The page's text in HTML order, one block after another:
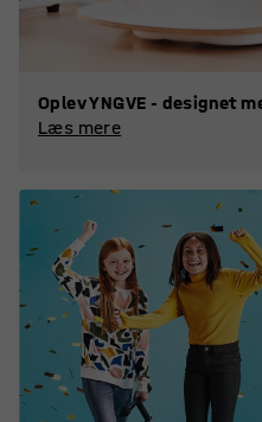
Oplev YNGVE - designet
Læs mere